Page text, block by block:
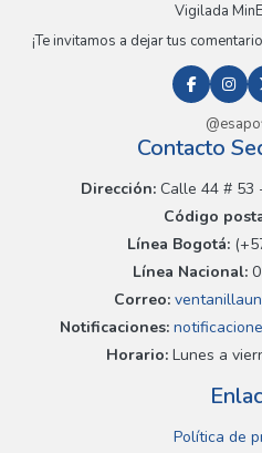
Vigilada
¡Te invitamos a dejar tus
Contacto
Dirección:Calle 44 # 53
Código
Línea Bogotá:
Línea Nacional:
Correo:
Notificaciones:
Horario:Lunes a
Política de